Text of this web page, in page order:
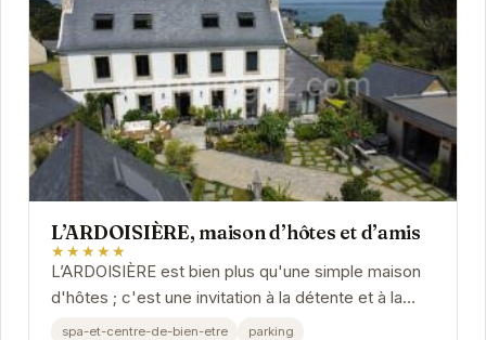
L’ARDOISIÈRE, maison d’hôtes et d’amis
★★★★★
L’ARDOISIÈRE est bien plus qu'une simple maison
d'hôtes ; c'est une invitation à la détente et à la
découverte. Son emplacement privilégié...
spa-et-centre-de-bien-etre
parking